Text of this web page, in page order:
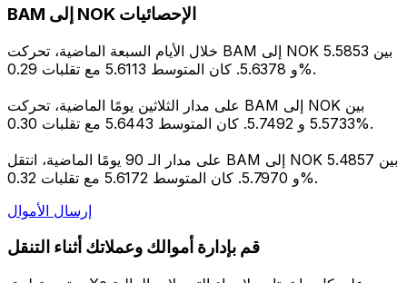
BAM إلى NOK الإحصائيات
خلال الأيام السبعة الماضية، تحركت BAM إلى NOK بين 5.5853
و 5.6378. كان المتوسط 5.6113 مع تقلبات 0.29%.
على مدار الثلاثين يومًا الماضية، تحركت BAM إلى NOK بين
5.5733 و 5.7492. كان المتوسط 5.6443 مع تقلبات 0.30%.
على مدار الـ 90 يومًا الماضية، انتقل BAM إلى NOK بين 5.4857
و 5.7970. كان المتوسط 5.6172 مع تقلبات 0.32%.
إرسال الأموال
قم بإدارة أموالك وعملاتك أثناء التنقل